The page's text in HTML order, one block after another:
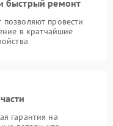
быстрый ремонт
провести
в кратчайшие
гарантия на